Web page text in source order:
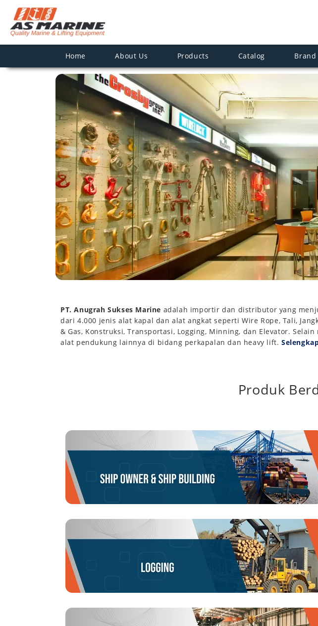
Home About Us Products Catalog Brand
PT. Anugrah Sukses Marine adalah importir dan distributor yang
dari 4.000 jenis alat kapal dan alat angkat seperti Wire Rope, Tali,
& Gas, Konstruksi, Transportasi, Logging, Minning, dan Elevator.
alat pendukung lainnya di bidang perkapalan dan heavy lift.
Produk